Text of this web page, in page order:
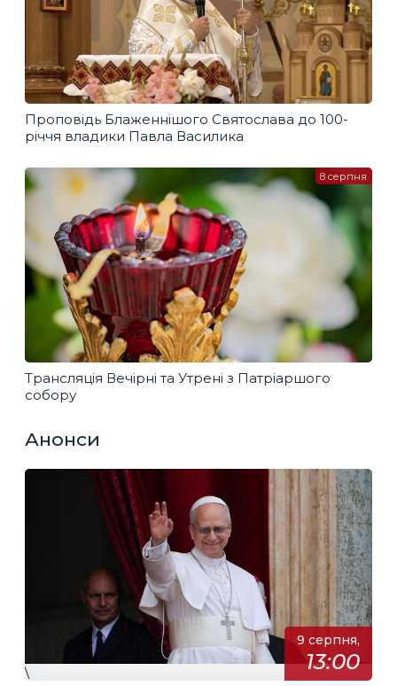
Проповідь Блаженнішого Святослава до 100-
річчя владики Павла Василика
Трансляція Вечірні та Утрені з Патріаршого
собору
8 серпня
Анонси
9 серпня,
13:00
\